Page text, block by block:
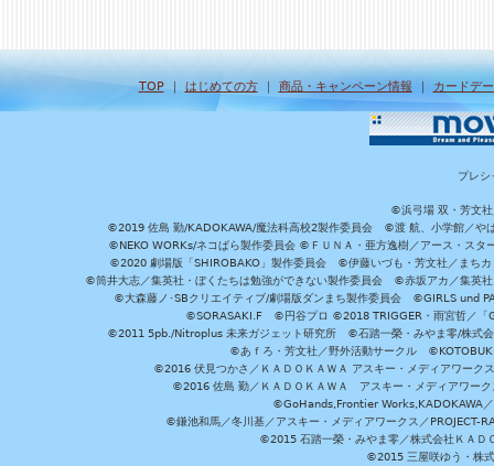
TOP｜ はじめての方｜ 商品・キャンペーン情報 ｜ カードデ
プレシ
©浜弓場 双・芳文社
©2019 佐島 勤/KADOKAWA/魔法科高校2製作委員会 ©渡 航、小学館／や
©NEKO WORKs/ネコぱら製作委員会 ©ＦＵＮＡ・亜方逸樹／アース・ス
©2020 劇場版「SHIROBAKO」製作委員会 ©伊藤いづも・芳文社／まち
©筒井大志／集英社・ぼくたちは勉強ができない製作委員会 ©赤坂アカ／集英
©大森藤ノ･SBクリエイティブ/劇場版ダンまち製作委員会 ©GIRLS und
©SORASAKI.F ©円谷プロ ©2018 TRIGGER・雨宮哲／
©2011 5pb./Nitroplus 未来ガジェット研究所 ©石踏一榮・みやま零/株式
©あｆろ・芳文社／野外活動サークル
©2016 伏見つかさ／ＫＡＤＯＫＡＷＡ アスキー・メディアワー
©2016 佐島 勤／ＫＡＤＯＫＡＷＡ アスキー・メディアワ
©GoHands,Frontier Works,KADOKAWA
©鎌池和馬／冬川基／アスキー・メディアワークス／
©2015 石踏一榮・みやま零／株式会社ＫＡＤ
©2015 三屋咲ゆう・株